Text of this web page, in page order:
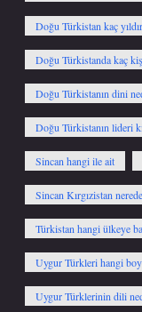
Doğu Türkistan kaç
Doğu Türkistanda kaç
Doğu Türkistanın dini
Doğu Türkistanın lideri
Sincan hangi ile ait
Sincan Kırgızistan nerede
Türkistan hangi ülkeye
Uygur Türkleri hangi boy
Uygur Türklerinin dili